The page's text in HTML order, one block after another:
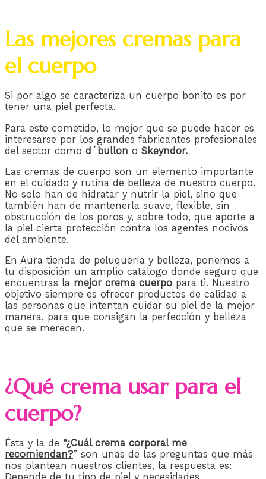
Las mejores cremas para
el cuerpo
Si por algo se caracteriza un cuerpo bonito es por
tener una piel perfecta.
Para este cometido, lo mejor que se puede hacer es
interesarse por los grandes fabricantes profesionales
del sector como d´bullon o Skeyndor.
Las cremas de cuerpo son un elemento importante
en el cuidado y rutina de belleza de nuestro cuerpo.
No solo han de hidratar y nutrir la piel, sino que
también han de mantenerla suave, flexible, sin
obstrucción de los poros y, sobre todo, que aporte a
la piel cierta protección contra los agentes nocivos
del ambiente.
En Aura tienda de peluquería y belleza, ponemos a
tu disposición un amplio catálogo donde seguro que
encuentras la mejor crema cuerpo para ti. Nuestro
objetivo siempre es ofrecer productos de calidad a
las personas que intentan cuidar su piel de la mejor
manera, para que consigan la perfección y belleza
que se merecen.
¿Qué crema usar para el
cuerpo?
Ésta y la de “¿Cuál crema corporal me
recomiendan?” son unas de las preguntas que más
nos plantean nuestros clientes, la respuesta es: